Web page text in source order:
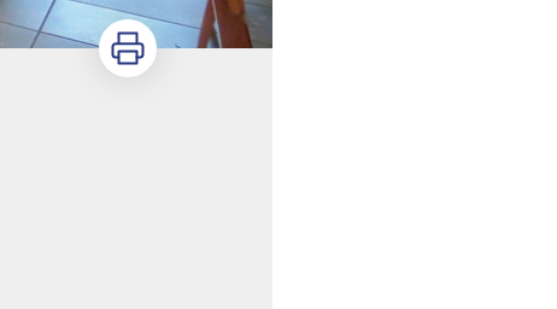
Imprimer